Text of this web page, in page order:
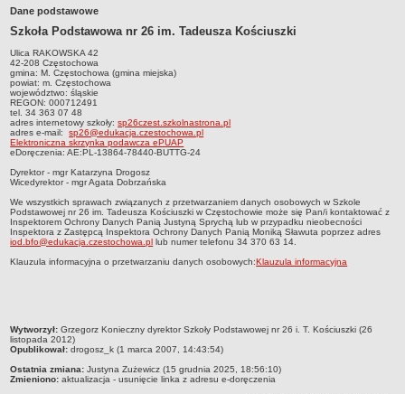
Przedszkola Miejskie
ARCHIWUM SZKÓŁ I PLACÓWEK
Zlikwidowane gimnazja
Przekształcone szkoły i placówki
Wielofunkcyjna Placówka
SPECJALNE OŚRODKI SZKOLNO-WYCHOWAWCZE
Specjalny Ośrodek nr 1
Specjalny Ośrodek nr 5
BURSA MIEJSKA
Dane podstawowe
Statut
Majątek
Godziny dyżurów
Kontrole
Sprawozdania
Dane podstawowe
Szkoła Podstawowa nr 26 im. Tadeusza Kościuszki
Ulica RAKOWSKA 42
42-208 Częstochowa
gmina: M. Częstochowa (gmina miejska)
powiat: m. Częstochowa
województwo: śląskie
REGON: 000712491
tel. 34 363 07 48
adres internetowy szkoły:sp26czest.szkolnastrona.pl
adres e-mail:sp26@edukacja.czestochowa.pl
Elektroniczna skrzynka podawcza ePUAP
eDoręczenia: AE:PL-13864-78440-BUTTG-24
Dyrektor - mgr Katarzyna Drogosz
Wicedyrektor - mgr Agata Dobrzańska
We wszystkich sprawach związanych z przetwarzaniem danych osobowych w Szkole
Podstawowej nr 26 im. Tadeusza Kościuszki w Częstochowie może się Pan/i kontaktować z
Inspektorem Ochrony Danych Panią Justyną Sprychą lub w przypadku nieobecności
Inspektora z Zastępcą Inspektora Ochrony Danych Panią Moniką Sławuta poprzez adres
iod.bfo@edukacja.czestochowa.pl lub numer telefonu 34 370 63 14.
Klauzula informacyjna o przetwarzaniu danych osobowych:Klauzula informacyjna
metryczka
Wytworzył: Grzegorz Konieczny dyrektor Szkoły Podstawowej nr 26 i. T. Kościuszki (26
listopada 2012)
Opublikował: drogosz_k (1 marca 2007, 14:43:54)
Ostatnia zmiana: Justyna Zużewicz (15 grudnia 2025, 18:56:10)
Zmieniono: aktualizacja - usunięcie linka z adresu e-doręczenia